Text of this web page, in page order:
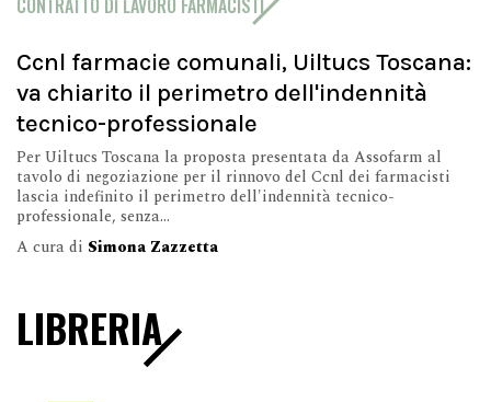
CONTRATTO DI LAVORO FARMACISTI
Ccnl farmacie comunali, Uiltucs Toscana:
va chiarito il perimetro dell'indennità
tecnico-professionale
Per Uiltucs Toscana la proposta presentata da Assofarm al
tavolo di negoziazione per il rinnovo del Ccnl dei farmacisti
lascia indefinito il perimetro dell'indennità tecnico-
professionale, senza...
A cura di Simona Zazzetta
LIBRERIA